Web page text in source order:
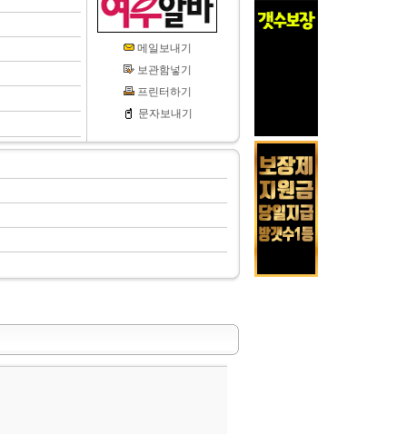
메일보내기
보관함넣기
프린터하기
문자보내기